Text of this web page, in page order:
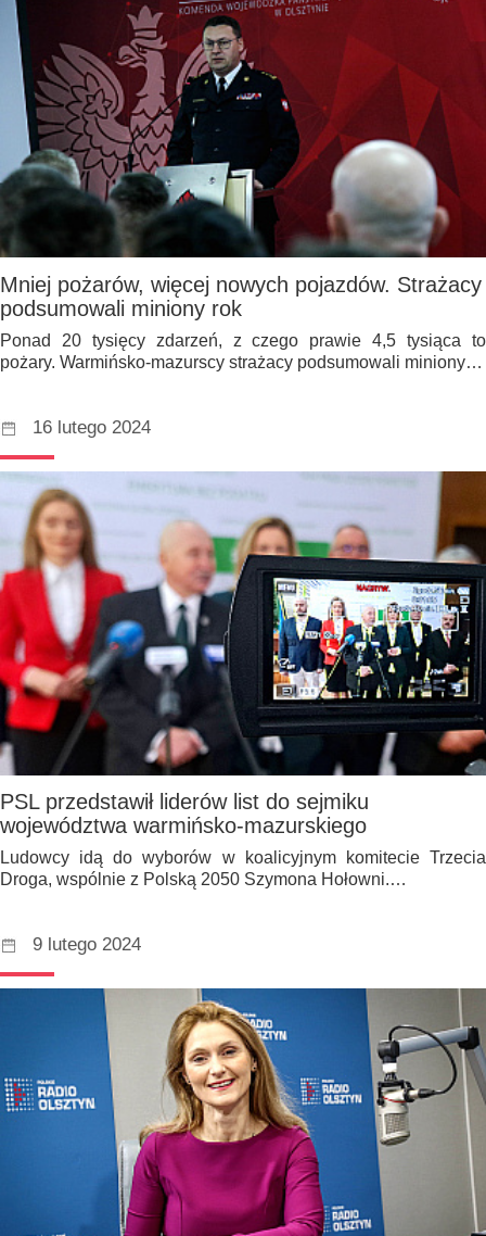
Mniej pożarów, więcej nowych pojazdów. Strażacy
podsumowali miniony rok
Ponad 20 tysięcy zdarzeń, z czego prawie 4,5 tysiąca to
pożary. Warmińsko-mazurscy strażacy podsumowali miniony…
16 lutego 2024
PSL przedstawił liderów list do sejmiku
województwa warmińsko-mazurskiego
Ludowcy idą do wyborów w koalicyjnym komitecie Trzecia
Droga, wspólnie z Polską 2050 Szymona Hołowni.…
9 lutego 2024